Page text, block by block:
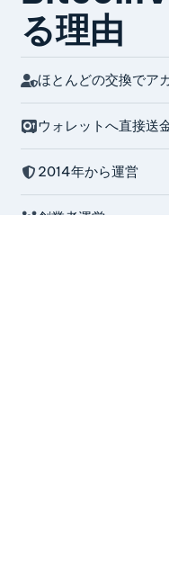
る理由
ほとんどの交換でア
ウォレットへ直接送
2014年から運営
創業者運営